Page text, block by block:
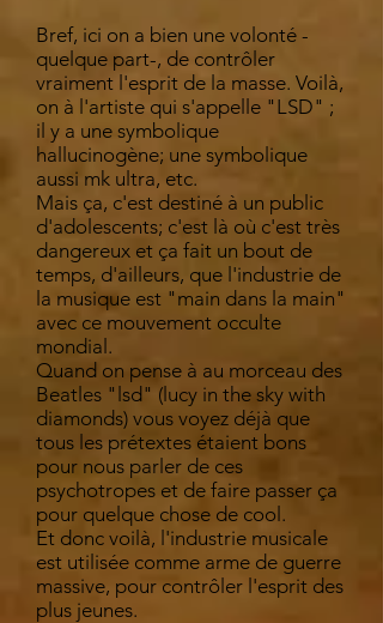
Bref, ici on a bien une volonté -
quelque part-, de contrôler
vraiment l'esprit de la masse. Voilà,
on à l'artiste qui s'appelle "LSD" ;
il y a une symbolique
hallucinogène; une symbolique
aussi mk ultra, etc.
Mais ça, c'est destiné à un public
d'adolescents; c'est là où c'est très
dangereux et ça fait un bout de
temps, d'ailleurs, que l'industrie de
la musique est "main dans la main"
avec ce mouvement occulte
mondial.
Quand on pense à au morceau des
Beatles "lsd" (lucy in the sky with
diamonds) vous voyez déjà que
tous les prétextes étaient bons
pour nous parler de ces
psychotropes et de faire passer ça
pour quelque chose de cool.
Et donc voilà, l'industrie musicale
est utilisée comme arme de guerre
massive, pour contrôler l'esprit des
plus jeunes.